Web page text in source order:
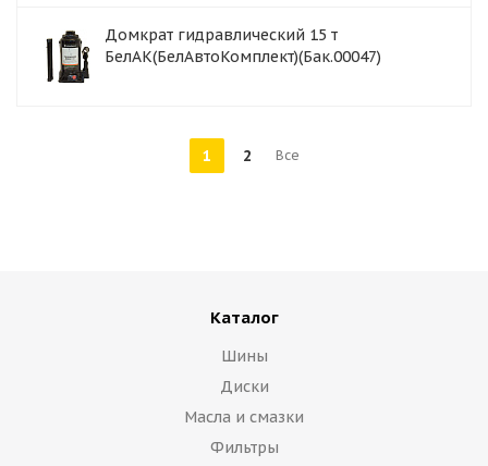
Домкрат гидравлический 15 т
БелАК(БелАвтоКомплект)(Бак.00047)
1 2 Все
Каталог
Шины
Диски
Масла и смазки
Фильтры